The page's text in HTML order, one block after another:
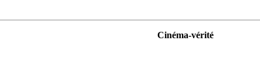
Cinéma-vérité